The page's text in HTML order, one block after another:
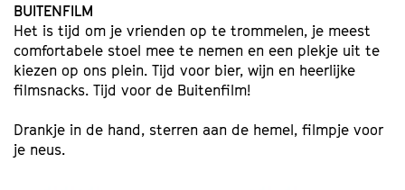
BUITENFILM
Het is tijd om je vrienden op te trommelen, je meest
comfortabele stoel mee te nemen en een plekje uit te
kiezen op ons plein. Tijd voor bier, wijn en heerlijke
filmsnacks. Tijd voor de Buitenfilm!
Drankje in de hand, sterren aan de hemel, filmpje voor
je neus.